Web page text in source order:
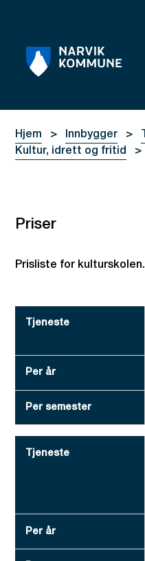
Du er her:
Hjem Innbygger
Kultur, idrett og fritid
Priser
Prisliste for kulturskolen.
Tjeneste
Per semester